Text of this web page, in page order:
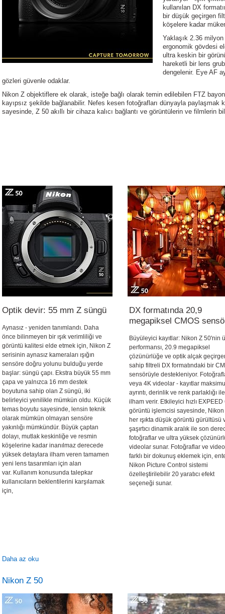
kullanılan DX
bir düşük geçirgen
köşelere kadar
Yaklaşık 2.36
ergonomik gövdesi
ultra keskin bir
hareketli bir lens
dengelenir. Eye AF
gözleri güvenle odaklar.
Nikon Z objektiflere ek olarak, isteğe bağlı olarak temin edilebilen FTZ
kayıpsız şekilde bağlanabilir. Nefes kesen fotoğrafları dünyayla paylaşmak
sayesinde, Z 50 akıllı bir cihaza kalıcı bağlantı ve görüntülerin ve filmlerin
Optik devir: 55 mm Z süngü
Aynasız - yeniden tanımlandı. Daha
önce bilinmeyen bir ışık verimliliği ve
görüntü kalitesi elde etmek için, Nikon Z
serisinin aynasız kameraları ışığın
sensöre doğru yolunu bulduğu yerde
başlar: süngü çapı. Ekstra büyük 55 mm
çapa ve yalnızca 16 mm destek
boyutuna sahip olan Z süngü, iki
belirleyici yenilikle mümkün oldu. Küçük
temas boyutu sayesinde, lensin teknik
olarak mümkün olmayan sensöre
yakınlığı mümkündür. Büyük çaptan
dolayı, mutlak keskinliğe ve resmin
köşelerine kadar inanılmaz derecede
yüksek detaylara ilham veren tamamen
yeni lens tasarımları için alan
var. Kullanım konusunda talepkar
kullanıcıların beklentilerini karşılamak
için,
DX formatında 20,9
megapiksel CMOS
Büyüleyici kayıtlar: Nikon Z 50'nin
performansı, 20.9 megapiksel
çözünürlüğe ve optik alçak
sahip filtreli DX formatındaki bir
sensörüyle destekleniyor.
veya 4K videolar - kayıtlar
ayrıntı, derinlik ve renk parlaklığı ile
ilham verir. Etkileyici hızlı EXPEED
görüntü işlemcisi sayesinde, Nikon
her ışıkta düşük görüntü gürültüsü
şaşırtıcı dinamik aralık ile son
fotoğraflar ve ultra yüksek
videolar sunar. Fotoğraflar ve
farklı bir dokunuş eklemek için,
Nikon Picture Control sistemi
özelleştirilebilir 20 yaratıcı efekt
seçeneği sunar.
Daha az oku
Nikon Z 50